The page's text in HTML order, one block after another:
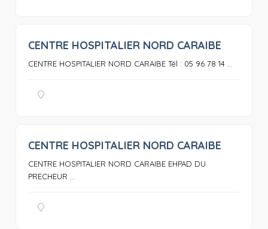
0
CENTRE HOSPITALIER NORD CARAIBE
CENTRE HOSPITALIER NORD CARAIBE Tél : 05 96 78 14 ...
0
CENTRE HOSPITALIER NORD CARAIBE
CENTRE HOSPITALIER NORD CARAIBE EHPAD DU
PRECHEUR ...